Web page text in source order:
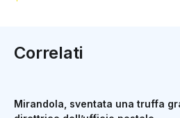
Correlati
Mirandola, sventata una truffa